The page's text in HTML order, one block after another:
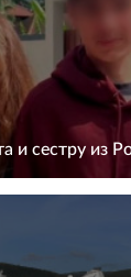
и сестру из